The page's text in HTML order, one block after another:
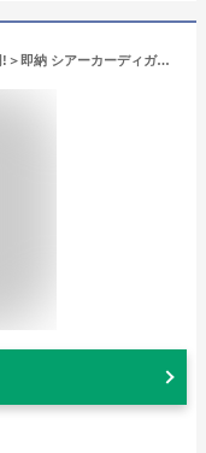
＜土日も発送!45％OFFクーポンで3289円!＞即納 シアーカーディガン レディース 秋冬 ゆったり カーディガン オフィス ニットカーディガン 長袖 Vネック ショート丈 シアー 伸縮性 カーデ ニット なめらかタッチ きれいめ 春夏 薄手 ボタン 春服 服